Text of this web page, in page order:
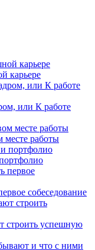
карьере
или К работе
месте работы
собеседование
строить успешную